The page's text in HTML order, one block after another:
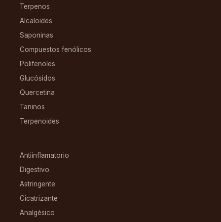
Terpenos
Alcaloides
Saponinas
Compuestos fenólicos
Polifenoles
Glucósidos
Quercetina
Taninos
Terpenoides
Antiinflamatorio
Digestivo
Astringente
Cicatrizante
Analgésico